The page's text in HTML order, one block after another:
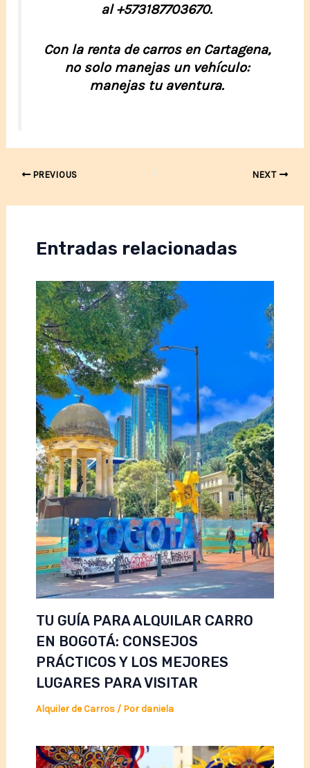
al +573187703670.
Con la renta de carros en Cartagena,
no solo manejas un vehículo:
manejas tu aventura.
Post PREVIOUS NEXT
Entradas relacionadas
TU GUÍA PARA ALQUILAR CARRO
EN BOGOTÁ: CONSEJOS
PRÁCTICOS Y LOS MEJORES
LUGARES PARA VISITAR
Alquiler de Carros/ Pordaniela